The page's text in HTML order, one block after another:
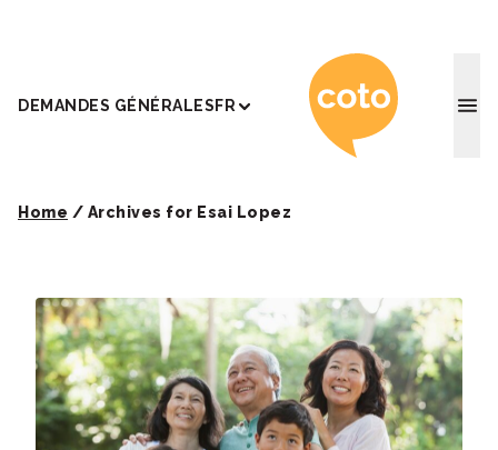
DEMANDES GÉNÉRALESFR Coto
Home / Archives for Esai Lopez